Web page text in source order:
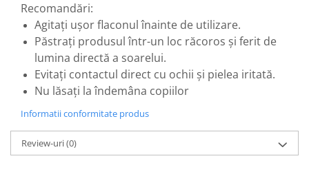
Recomandări:
Agitați ușor flaconul înainte de utilizare.
Păstrați produsul într-un loc răcoros și ferit de
lumina directă a soarelui.
Evitați contactul direct cu ochii și pielea iritată.
Nu lăsați la îndemâna copiilor
Informatii conformitate produs
Review-uri(0)